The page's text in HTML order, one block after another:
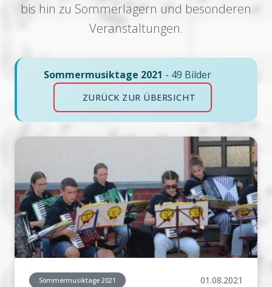
bis hin zu Sommerlagern und besonderen
Veranstaltungen.
Sommermusiktage 2021 - 49 Bilder
ZURÜCK ZUR ÜBERSICHT
Sommermusiktage 2021 01.08.2021